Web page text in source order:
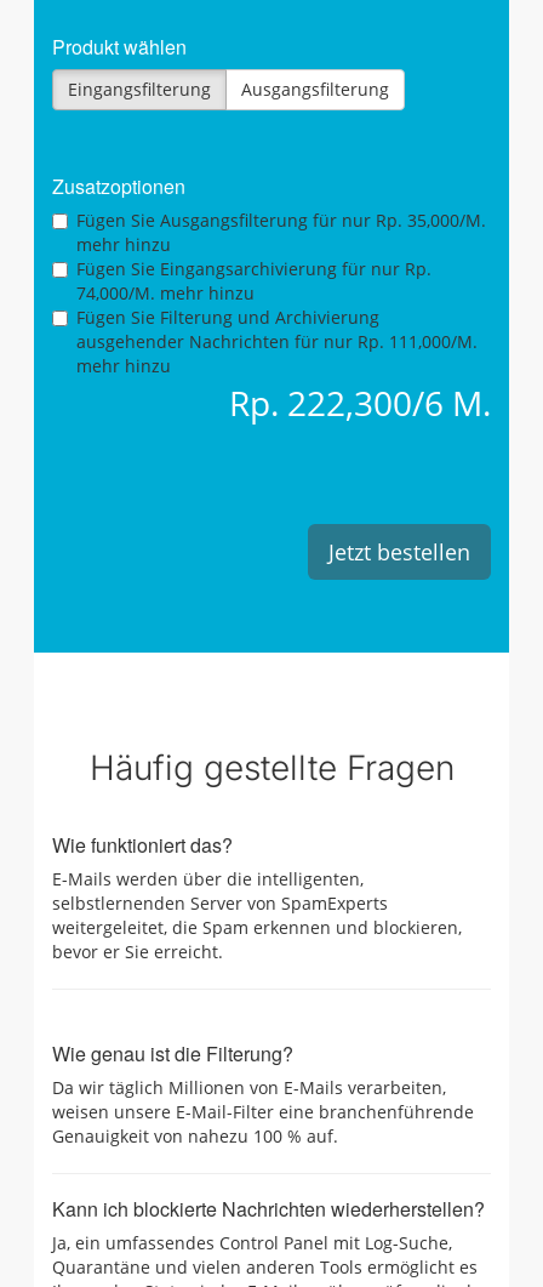
Produkt wählen
Eingangsfilterung Ausgangsfilterung
Zusatzoptionen
Fügen Sie Ausgangsfilterung für nur Rp. 35,000/M.
mehr hinzu
Fügen Sie Eingangsarchivierung für nur Rp.
74,000/M. mehr hinzu
Fügen Sie Filterung und Archivierung
ausgehender Nachrichten für nur Rp. 111,000/M.
mehr hinzu
Rp. 222,300/6 M.
Jetzt bestellen
Häufig gestellte Fragen
Wie funktioniert das?
E-Mails werden über die intelligenten,
selbstlernenden Server von SpamExperts
weitergeleitet, die Spam erkennen und blockieren,
bevor er Sie erreicht.
Wie genau ist die Filterung?
Da wir täglich Millionen von E-Mails verarbeiten,
weisen unsere E-Mail-Filter eine branchenführende
Genauigkeit von nahezu 100 % auf.
Kann ich blockierte Nachrichten wiederherstellen?
Ja, ein umfassendes Control Panel mit Log-Suche,
Quarantäne und vielen anderen Tools ermöglicht es